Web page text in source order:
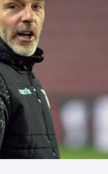
Moderní pětiboj
Motorsport
Olympijské hry
Plavání
Plážový volejbal